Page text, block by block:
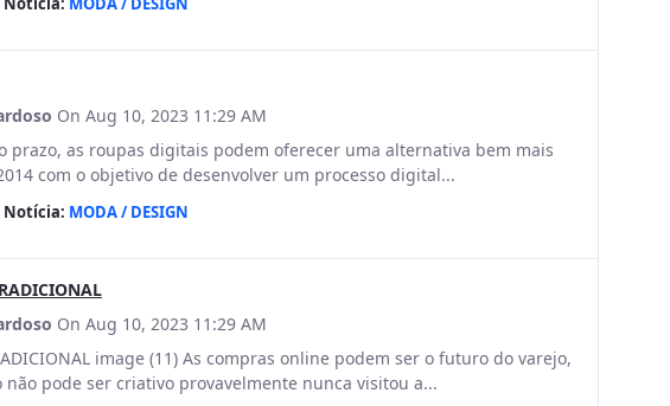
On Aug 10, 2023 11:29 AM
prazo, as roupas digitais podem oferecer uma alternativa bem mais
com o objetivo de desenvolver um processo digital...
Notícia: MODA / DESIGN
On Aug 10, 2023 11:29 AM
image (11) As compras online podem ser o futuro do varejo,
pode ser criativo provavelmente nunca visitou a...